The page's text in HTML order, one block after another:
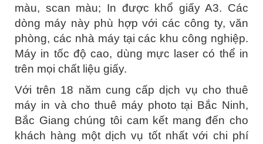
màu, scan màu; In được khổ giấy A3. Các
dòng máy này phù hợp với các công ty, văn
phòng, các nhà máy tại các khu công nghiệp.
Máy in tốc độ cao, dùng mực laser có thể in
trên mọi chất liệu giấy.
Với trên 18 năm cung cấp dịch vụ cho thuê
máy in và cho thuê máy photo tại Bắc Ninh,
Bắc Giang chúng tôi cam kết mang đến cho
khách hàng một dịch vụ tốt nhất với chi phí